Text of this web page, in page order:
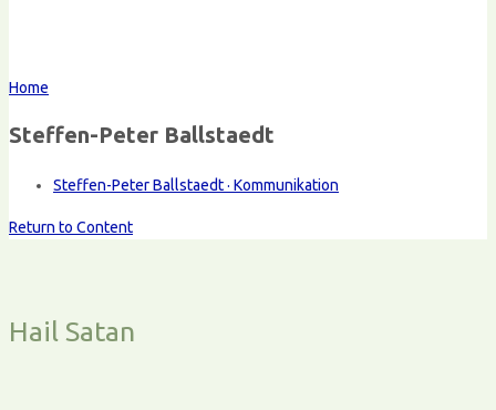
Home
Steffen-Peter Ballstaedt
Steffen-Peter Ballstaedt · Kommunikation
Return to Content
Hail Satan